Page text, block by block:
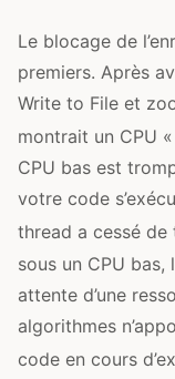
Le blocage de
premiers. Après
Write to File et
montrait un CPU
CPU bas est
votre code
thread a cessé de
sous un CPU
attente d’une
algorithmes
code en cours